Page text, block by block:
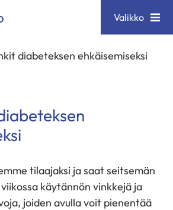
Valikko
diabeteksen ehkäisemiseksi
tilaajaksi ja saat seitsemän
käytännön vinkkejä ja
joiden avulla voit pienentää